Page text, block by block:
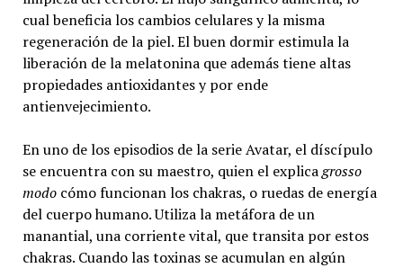
cual beneficia los cambios celulares y la misma
regeneración de la piel. El buen dormir estimula la
liberación de la melatonina que además tiene altas
propiedades antioxidantes y por ende
antienvejecimiento.
En uno de los episodios de la serie Avatar, el díscípulo
se encuentra con su maestro, quien el explicagrosso
modocómo funcionan los chakras, o ruedas de energía
del cuerpo humano. Utiliza la metáfora de un
manantial, una corriente vital, que transita por estos
chakras. Cuando las toxinas se acumulan en algún